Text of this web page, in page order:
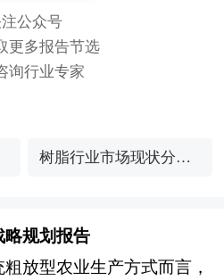
公众号
更多报告节选
询行业专家
树脂行业市场现状分析
略规划报告
放型农业生产方式而言，